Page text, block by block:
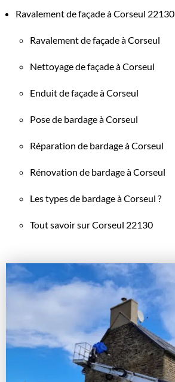
Ravalement de façade à Corseul 22130
Ravalement de façade à Corseul
Nettoyage de façade à Corseul
Enduit de façade à Corseul
Pose de bardage à Corseul
Réparation de bardage à Corseul
Rénovation de bardage à Corseul
Les types de bardage à Corseul ?
Tout savoir sur Corseul 22130